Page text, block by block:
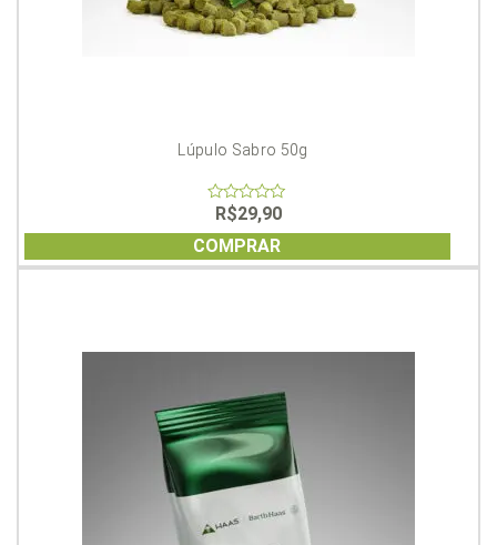
Lúpulo Sabro 50g
out
of
5
R$29,90
COMPRAR